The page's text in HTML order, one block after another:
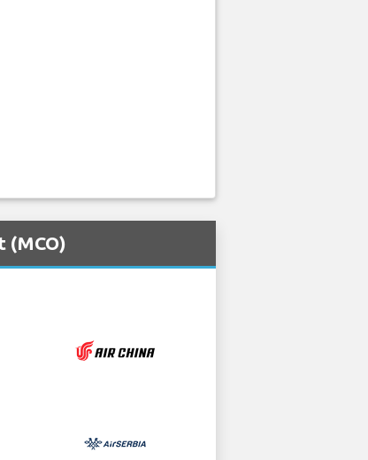
(MCO)